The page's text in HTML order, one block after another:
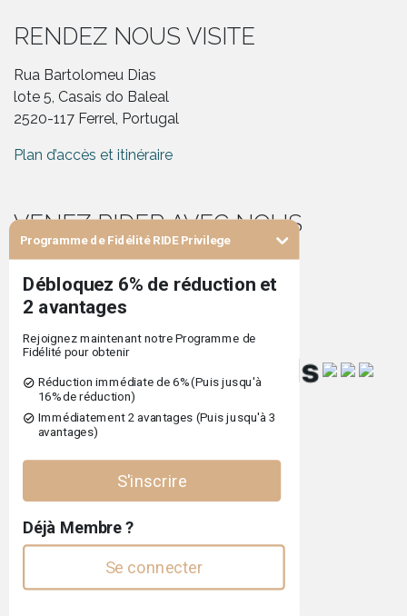
RENDEZ NOUS VISITE
Rua Bartolomeu Dias
lote 5, Casais do Baleal
2520-117 Ferrel, Portugal
Plan d’accès et itinéraire
VENEZ RIDER AVEC NOUS
cofinancé par
Termes et Conditions
Politique de Confidentialité
Politique Pet friendly
Programme de Fidélité RIDE Privilege